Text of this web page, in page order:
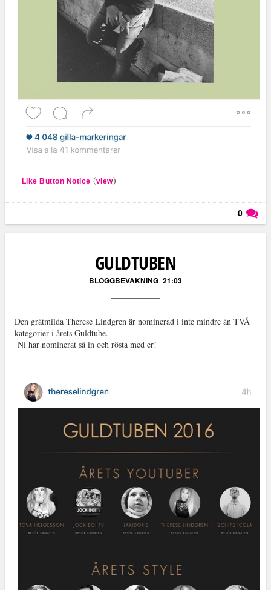
Like Button Notice (view)
0
GULDTUBEN
BLOGGBEVAKNING 21:03
Den gråtmilda Therese Lindgren är nominerad i inte mindre än TVÅ
kategorier i årets Guldtube.
Ni har nominerat så in och rösta med er!